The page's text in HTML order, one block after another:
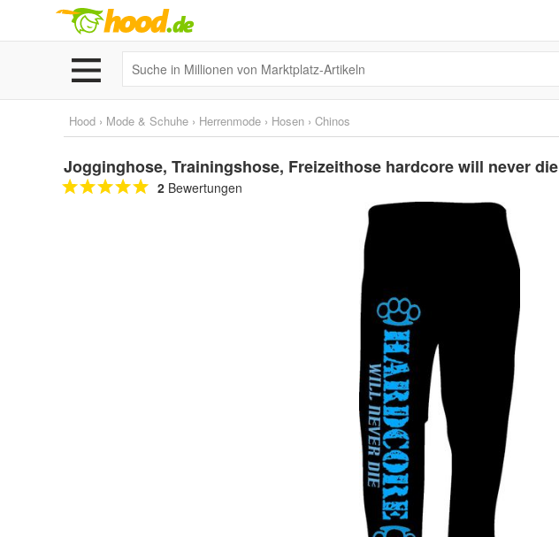
Hood › Mode & Schuhe › Herrenmode › Hosen › Chinos
Jogginghose, Trainingshose, Freizeithose hardcore will never die
2 Bewertungen